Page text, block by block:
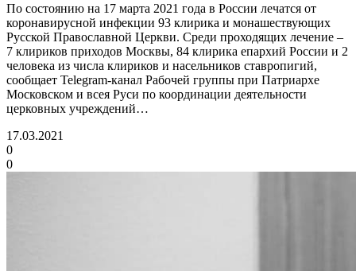
По состоянию на 17 марта 2021 года в России лечатся от
коронавирусной инфекции 93 клирика и монашествующих
Русской Православной Церкви. Среди проходящих лечение –
7 клириков приходов Москвы, 84 клирика епархий России и 2
человека из числа клириков и насельников ставропигий,
сообщает Telegram-канал Рабочей группы при Патриархе
Московском и всея Руси по координации деятельности
церковных учреждений…
17.03.2021
0
0